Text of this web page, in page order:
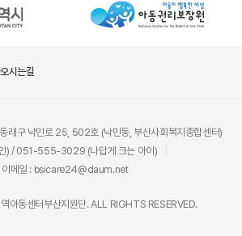
시는길
래구 낙민로 25, 502호 (낙민동, 부산사회복지종합센터)
/ 051-555-3029 (나답게 크는 아이)
이메일 : bsicare24@daum.net
동센터부산지원단. ALL RIGHTS RESERVED.